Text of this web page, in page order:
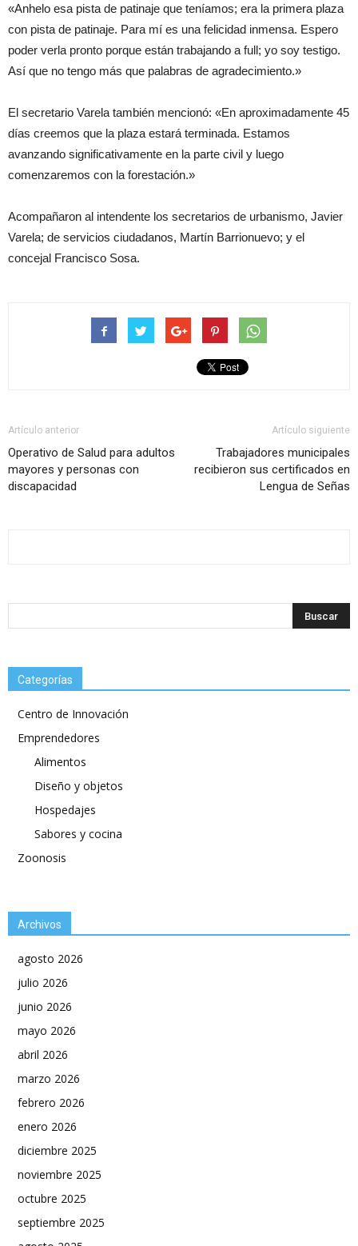
«Anhelo esa pista de patinaje que teníamos; era la primera plaza
con pista de patinaje. Para mí es una felicidad inmensa. Espero
poder verla pronto porque están trabajando a full; yo soy testigo.
Así que no tengo más que palabras de agradecimiento.»
El secretario Varela también mencionó: «En aproximadamente 45
días creemos que la plaza estará terminada. Estamos
avanzando significativamente en la parte civil y luego
comenzaremos con la forestación.»
Acompañaron al intendente los secretarios de urbanismo, Javier
Varela; de servicios ciudadanos, Martín Barrionuevo; y el
concejal Francisco Sosa.
Artículo anterior
Operativo de Salud para adultos
mayores y personas con
discapacidad
Artículo siguiente
Trabajadores municipales
recibieron sus certificados en
Lengua de Señas
Categorías
Centro de Innovación
Emprendedores
Alimentos
Diseño y objetos
Hospedajes
Sabores y cocina
Zoonosis
Archivos
agosto 2026
julio 2026
junio 2026
mayo 2026
abril 2026
marzo 2026
febrero 2026
enero 2026
diciembre 2025
noviembre 2025
octubre 2025
septiembre 2025